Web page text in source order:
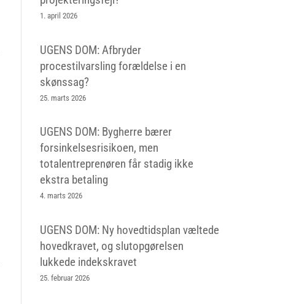
1. april 2026
UGENS DOM: Afbryder
procestilvarsling forældelse i en
skønssag?
25. marts 2026
UGENS DOM: Bygherre bærer
forsinkelsesrisikoen, men
totalentreprenøren får stadig ikke
ekstra betaling
4. marts 2026
UGENS DOM: Ny hovedtidsplan væltede
hovedkravet, og slutopgørelsen
lukkede indekskravet
25. februar 2026